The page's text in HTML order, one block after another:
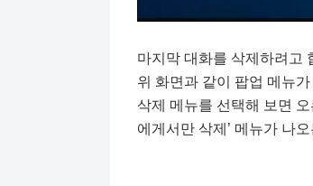
마지막 대화를 삭제하려고
위 화면과 같이 팝업 메뉴
삭제 메뉴를 선택해 보면
에게서만 삭제’ 메뉴가 나